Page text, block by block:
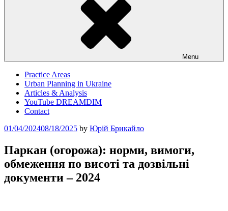
Menu
Practice Areas
Urban Planning in Ukraine
Articles & Analysis
YouTube DREAMDIM
Contact
Posted
01/04/202408/18/2025 by Юрій Брикайло
Паркан (огорожа): норми, вимоги,
обмеження по висоті та дозвільні
документи – 2024